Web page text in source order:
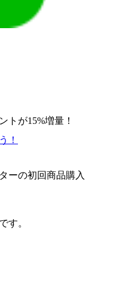
トが15%増量！
！
ーの初回商品購入
す。